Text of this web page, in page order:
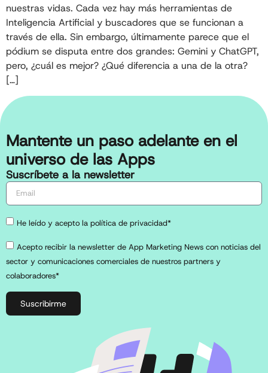
nuestras vidas. Cada vez hay más herramientas de
Inteligencia Artificial y buscadores que se funcionan a
través de ella. Sin embargo, últimamente parece que el
pódium se disputa entre dos grandes: Gemini y ChatGPT,
pero, ¿cuál es mejor? ¿Qué diferencia a una de la otra?
[…]
Mantente un paso adelante en el
universo de las Apps
Suscríbete a la newsletter
He leído y acepto la política de privacidad*
Acepto recibir la newsletter de App Marketing News con noticias del
sector y comunicaciones comerciales de nuestros partners y
colaboradores*
Suscribirme